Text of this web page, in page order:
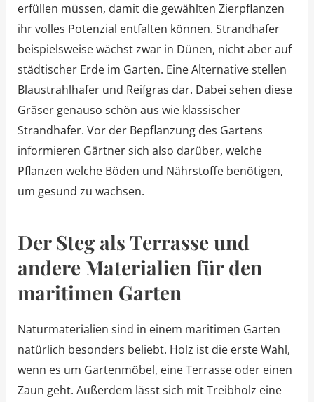
erfüllen müssen, damit die gewählten Zierpflanzen
ihr volles Potenzial entfalten können. Strandhafer
beispielsweise wächst zwar in Dünen, nicht aber auf
städtischer Erde im Garten. Eine Alternative stellen
Blaustrahlhafer und Reifgras dar. Dabei sehen diese
Gräser genauso schön aus wie klassischer
Strandhafer. Vor der Bepflanzung des Gartens
informieren Gärtner sich also darüber, welche
Pflanzen welche Böden und Nährstoffe benötigen,
um gesund zu wachsen.
Der Steg als Terrasse und
andere Materialien für den
maritimen Garten
Naturmaterialien sind in einem maritimen Garten
natürlich besonders beliebt. Holz ist die erste Wahl,
wenn es um Gartenmöbel, eine Terrasse oder einen
Zaun geht. Außerdem lässt sich mit Treibholz eine